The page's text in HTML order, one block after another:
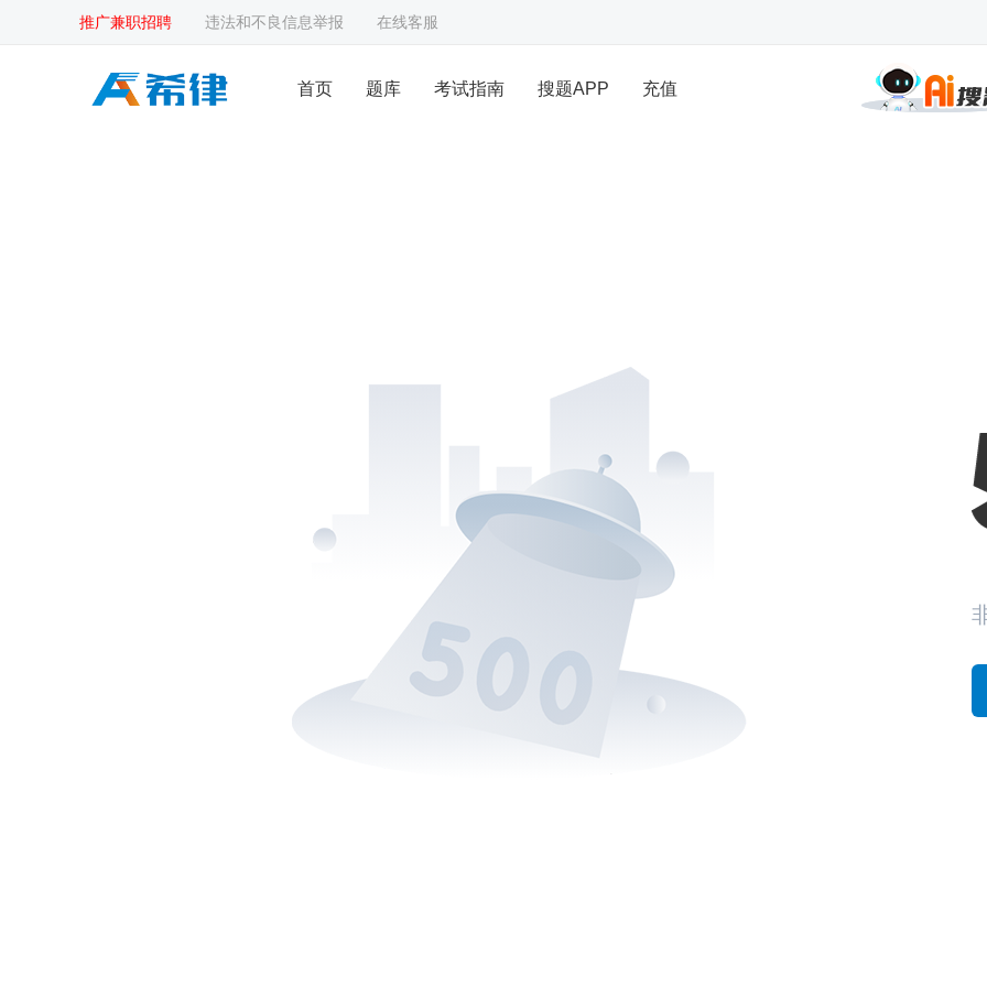
推广兼职招聘 违法和不良信息举报 在线客服
首页 题库 考试指南 搜题APP 充值